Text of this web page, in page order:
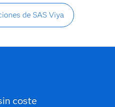
de SAS Viya
coste